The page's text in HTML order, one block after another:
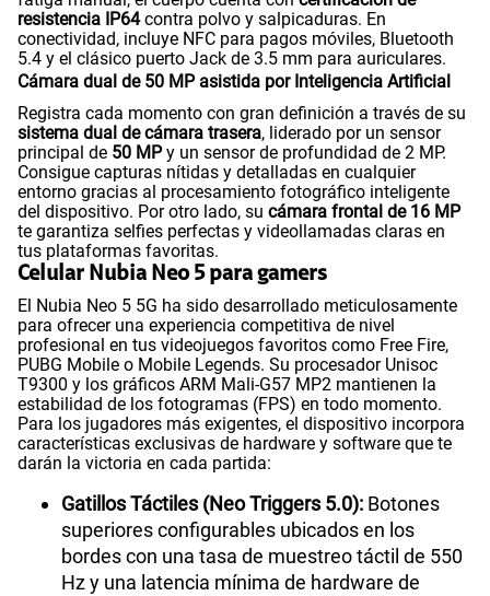
resistencia IP64contra polvo y salpicaduras. En
conectividad, incluye NFC para pagos móviles, Bluetooth
5.4 y el clásico puerto Jack de 3.5 mm para auriculares.
Cámara dual de 50 MP asistida por Inteligencia Artificial
Registra cada momento con gran definición a través de su
sistema dual de cámara trasera, liderado por un sensor
principal de 50 MPy un sensor de profundidad de 2 MP.
Consigue capturas nítidas y detalladas en cualquier
entorno gracias al procesamiento fotográfico inteligente
del dispositivo. Por otro lado, su cámara frontal de 16 MP
te garantiza selfies perfectas y videollamadas claras en
tus plataformas favoritas.
Celular Nubia Neo 5 para gamers
El Nubia Neo 5 5G ha sido desarrollado meticulosamente
para ofrecer una experiencia competitiva de nivel
profesional en tus videojuegos favoritos como Free Fire,
PUBG Mobile o Mobile Legends. Su procesador Unisoc
T9300 y los gráficos ARM Mali-G57 MP2 mantienen la
estabilidad de los fotogramas (FPS) en todo momento.
Para los jugadores más exigentes, el dispositivo incorpora
características exclusivas de hardware y software que te
darán la victoria en cada partida:
Gatillos Táctiles (Neo Triggers 5.0): Botones
superiores configurables ubicados en los
bordes con una tasa de muestreo táctil de 550
Hz y una latencia mínima de hardware de